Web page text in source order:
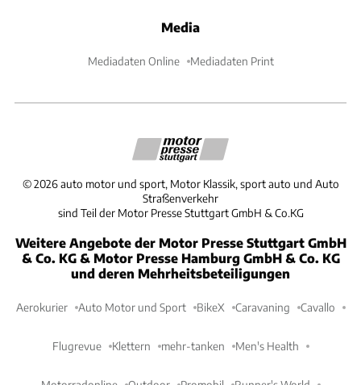
Media
Mediadaten Online Mediadaten Print
©2026 auto motor und sport, Motor Klassik, sport auto und Auto
Straßenverkehr
sind Teil der Motor Presse Stuttgart GmbH & Co.KG
Weitere Angebote der Motor Presse Stuttgart GmbH
& Co. KG & Motor Presse Hamburg GmbH & Co. KG
und deren Mehrheitsbeteiligungen
Aerokurier Auto Motor und Sport BikeX Caravaning Cavallo
Flugrevue Klettern mehr-tanken Men's Health